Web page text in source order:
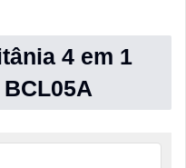
4 em 1